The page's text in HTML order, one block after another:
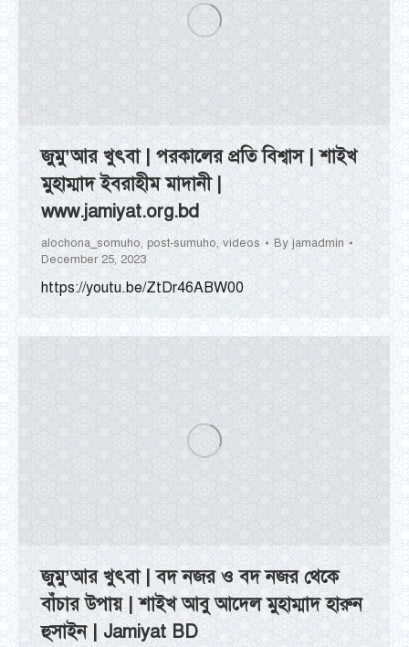
জুমু’আর খুৎবা | পরকালের প্রতি বিশ্বাস | শাইখ
মুহাম্মাদ ইবরাহীম মাদানী |
www.jamiyat.org.bd
alochona_somuho, post-sumuho, videos By jamadmin
December 25, 2023
https://youtu.be/ZtDr46ABW00
জুমু’আর খুৎবা | বদ নজর ও বদ নজর থেকে
বাঁচার উপায় | শাইখ আবু আদেল মুহাম্মাদ হারুন
হুসাইন | Jamiyat BD